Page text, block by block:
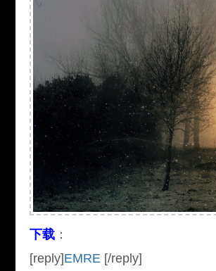
下载 ：
[reply]EMRE [/reply]